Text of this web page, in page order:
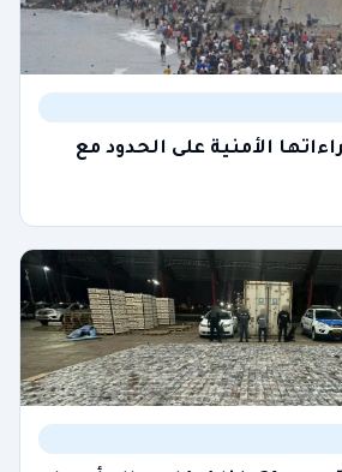
الأمنية على الحدود مع